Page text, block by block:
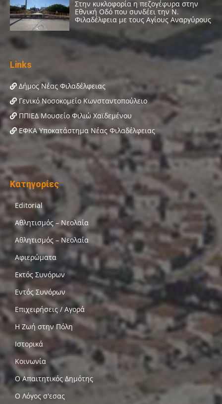
Links
Δήμος Νέας Φιλαδέλφειας
Γενικό Νοσοκομείο Κωνσταντοπούλειο
ΠΠΙΕΔ Μουσείο Φιλιώ Χαϊδεμένου
ΕΦΚΑ Υποκατάστημα Νέας Φιλαδέλφειας
Κατηγορίες
Editorial
Αθλητισμός – Νεολαία
Αθλητισμός – Νεολαία
Αφιερώματα
Εκτός Συνόρων
Εντός Συνόρων
Επιχειρήσεις / Αγορά
Η Ζωή στην Πόλη
Ιστορικά
Κοινωνία
Ο Απαιτητικός Δημότης
Ο Λόγος σ'εσας